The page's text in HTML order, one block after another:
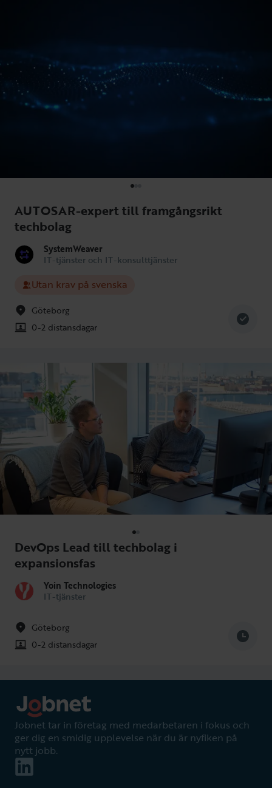
AUTOSAR-expert till framgångsrikt
techbolag
SystemWeaver
IT-tjänster och IT-konsulttjänster
Utan krav på svenska
Göteborg
0-2 distansdagar
DevOps Lead till techbolag i
expansionsfas
Yoin Technologies
IT-tjänster
Göteborg
0-2 distansdagar
Jobnet tar in företag med medarbetaren i fokus och
ger dig en smidig upplevelse när du är nyfiken på
nytt jobb.